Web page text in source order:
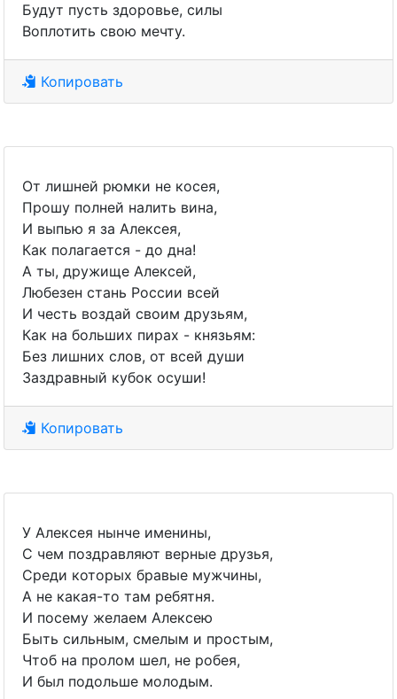
Будут пусть здоровье, силы
Воплотить свою мечту.
Копировать
От лишней рюмки не косея,
Прошу полней налить вина,
И выпью я за Алексея,
Как полагается - до дна!
А ты, дружище Алексей,
Любезен стань России всей
И честь воздай своим друзьям,
Как на больших пирах - князьям:
Без лишних слов, от всей души
Заздравный кубок осуши!
Копировать
У Алексея нынче именины,
С чем поздравляют верные друзья,
Среди которых бравые мужчины,
А не какая-то там ребятня.
И посему желаем Алексею
Быть сильным, смелым и простым,
Чтоб на пролом шел, не робея,
И был подольше молодым.